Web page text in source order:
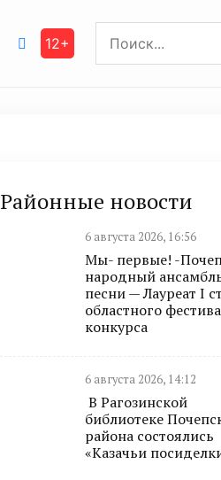
12+
Районные новости
6 августа 2026, 16:56
Мы- первые! -
народный
песни — Лауреат I
областного
конкурса
6 августа 2026, 14:12
В Рагозинской
библиотеке
района состоялись
«Казачьи